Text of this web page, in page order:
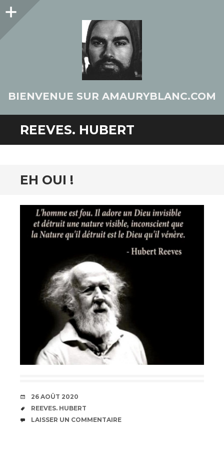
Colonne
BIENVENUE SUR AMAURYBLANC.COM
REEVES. HUBERT
EH OUI !
DATE
26 AOÛT 2020
ÉTIQUETTES
REEVES. HUBERT
COMMENTAIRES
LAISSER UN COMMENTAIRE